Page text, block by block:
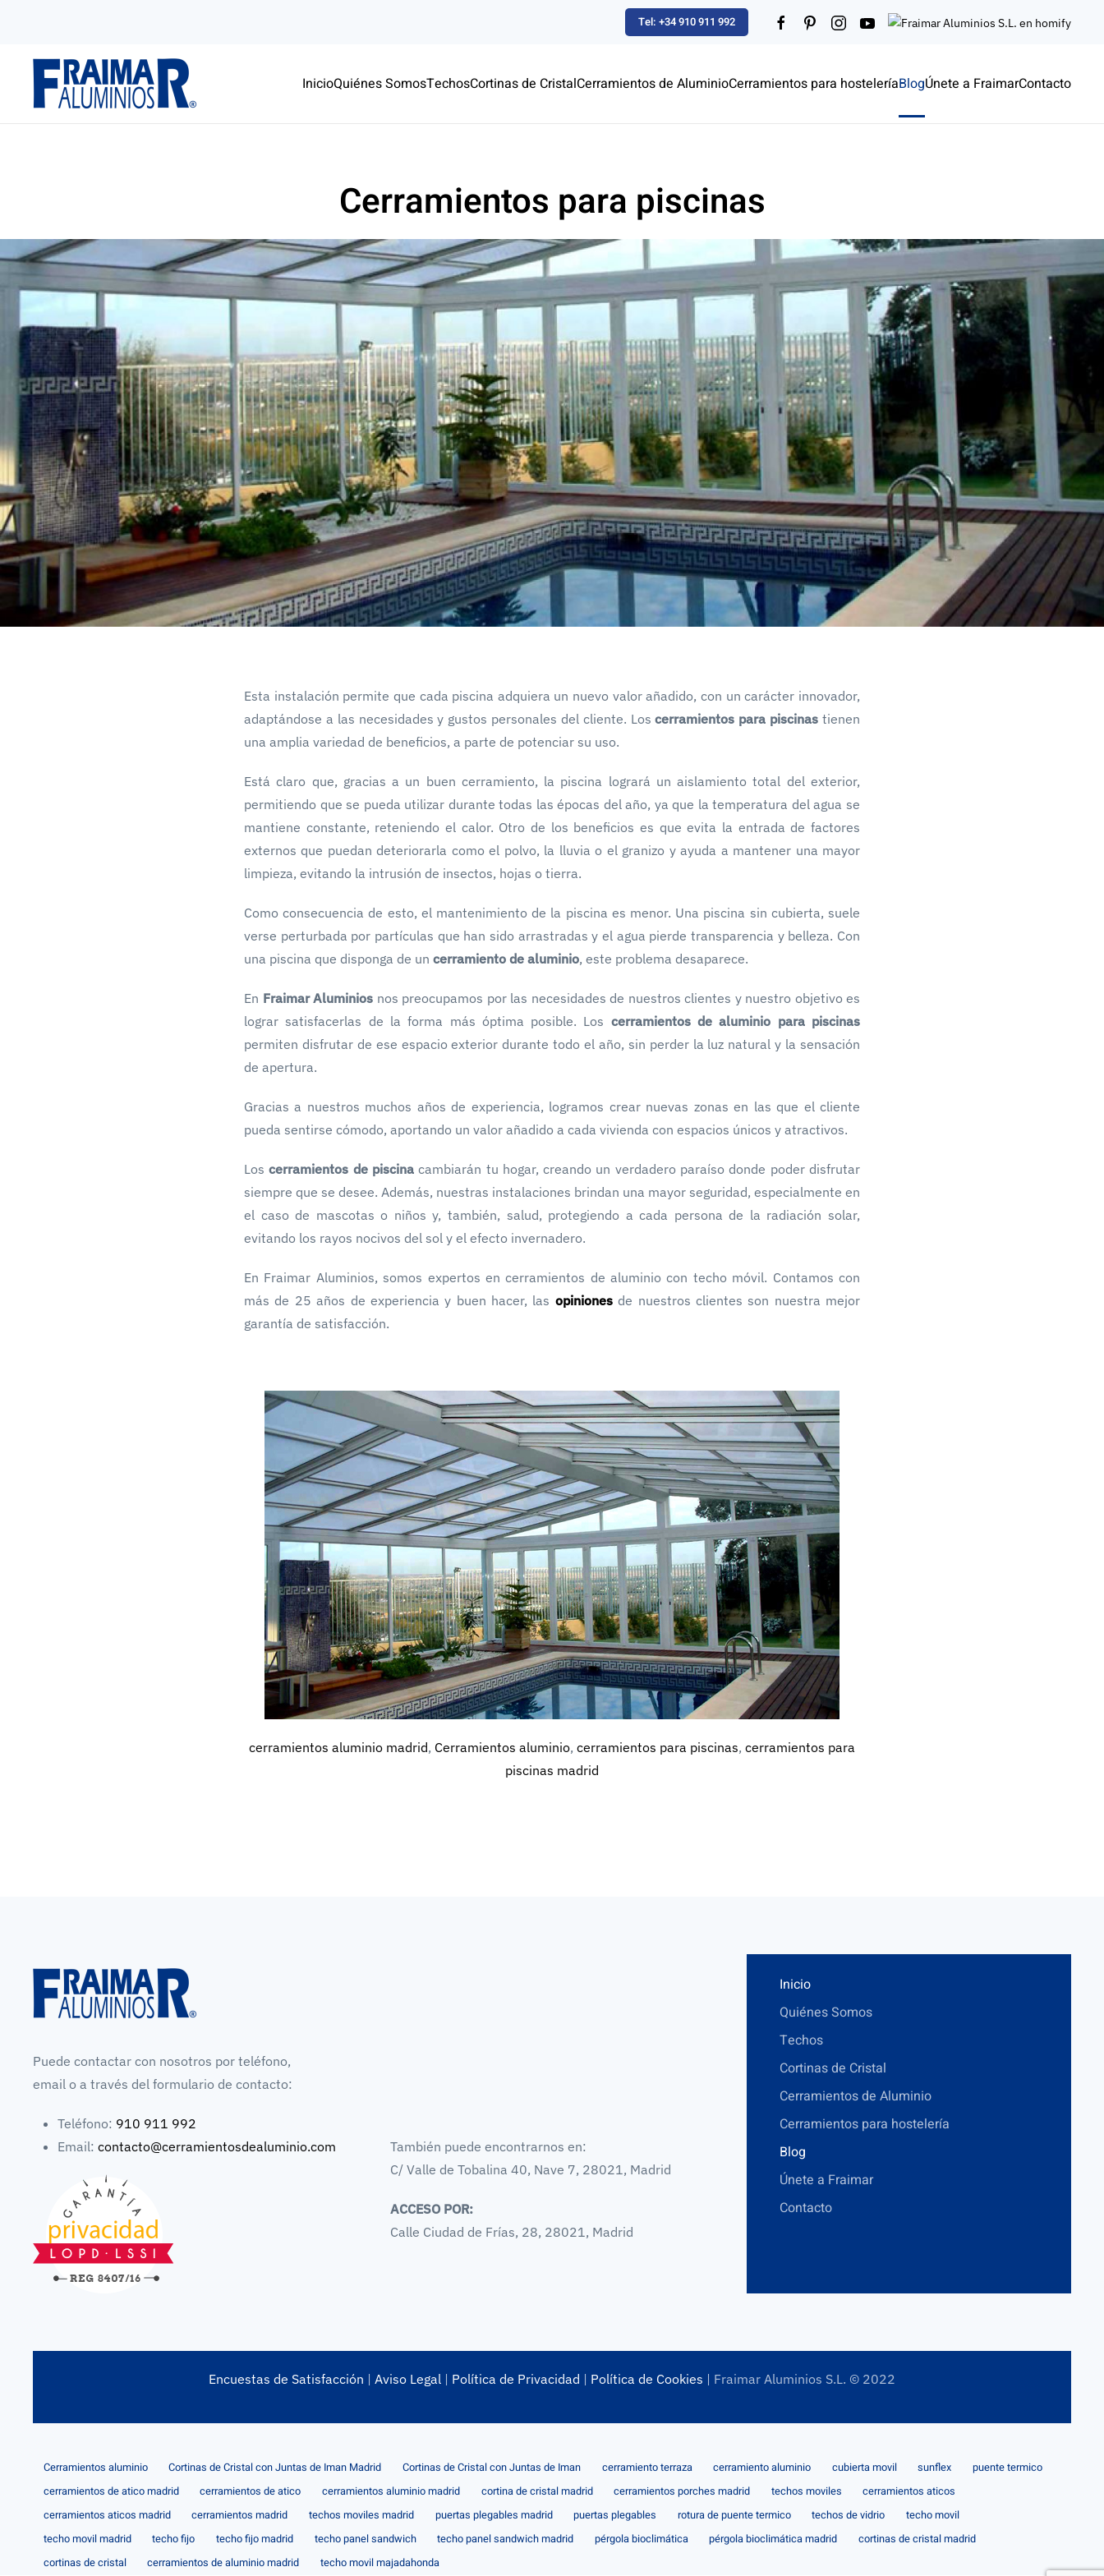
Tel: +34 910 911 992
InicioQuiénes SomosTechosCortinas de CristalCerramientos de AluminioCerramientos para hosteleríaBlogÚnete a FraimarContacto
Cerramientos para piscinas
Esta instalación permite que cada piscina adquiera un nuevo valor añadido, con un carácter innovador,
adaptándose a las necesidades y gustos personales del cliente. Loscerramientos para piscinas tienen
una amplia variedad de beneficios, a parte de potenciar su uso.
Está claro que, gracias a un buen cerramiento, la piscina logrará un aislamiento total del exterior,
permitiendo que se pueda utilizar durante todas las épocas del año, ya que la temperatura del agua se
mantiene constante, reteniendo el calor. Otro de los beneficios es que evita la entrada de factores
externos que puedan deteriorarla como el polvo, la lluvia o el granizo y ayuda a mantener una mayor
limpieza, evitando la intrusión de insectos, hojas o tierra.
Como consecuencia de esto, el mantenimiento de la piscina es menor. Una piscina sin cubierta, suele
verse perturbada por partículas que han sido arrastradas y el agua pierde transparencia y belleza. Con
una piscina que disponga de un cerramiento de aluminio, este problema desaparece.
En Fraimar Aluminios nos preocupamos por las necesidades de nuestros clientes y nuestro objetivo es
lograr satisfacerlas de la forma más óptima posible. Los cerramientos de aluminio para piscinas
permiten disfrutar de ese espacio exterior durante todo el año, sin perder la luz natural y la sensación
de apertura.
Gracias a nuestros muchos años de experiencia, logramos crear nuevas zonas en las que el cliente
pueda sentirse cómodo, aportando un valor añadido a cada vivienda con espacios únicos y atractivos.
Loscerramientos de piscinacambiarán tu hogar, creando un verdadero paraíso donde poder disfrutar
siempre que se desee. Además, nuestras instalaciones brindan una mayor seguridad, especialmente en
el caso de mascotas o niños y, también, salud, protegiendo a cada persona de la radiación solar,
evitando los rayos nocivos del sol y el efecto invernadero.
En Fraimar Aluminios, somos expertos en cerramientos de aluminio con techo móvil. Contamos con
más de 25 años de experiencia y buen hacer, las opinionesde nuestros clientes son nuestra mejor
garantía de satisfacción.
cerramientos aluminio madrid, Cerramientos aluminio, cerramientos para piscinas, cerramientos para
piscinas madrid
Puede contactar con nosotros por teléfono,
email o a través del formulario de contacto:
Teléfono: 910 911 992
Email: contacto@cerramientosdealuminio.com
También puede encontrarnos en:
C/ Valle de Tobalina 40, Nave 7, 28021, Madrid
ACCESO POR:
Calle Ciudad de Frías, 28, 28021, Madrid
Inicio
Quiénes Somos
Techos
Cortinas de Cristal
Cerramientos de Aluminio
Cerramientos para hostelería
Blog
Únete a Fraimar
Contacto
Encuestas de Satisfacción | Aviso Legal | Política de Privacidad | Política de Cookies | Fraimar Aluminios S.L. © 2022
Cerramientos aluminio Cortinas de Cristal con Juntas de Iman Madrid Cortinas de Cristal con Juntas de Iman cerramiento terraza cerramiento aluminio cubierta movil sunflex
puente termico
cerramientos de atico madrid
cerramientos de atico cerramientos aluminio madrid cortina de cristal madrid cerramientos porches madrid techos moviles
cerramientos aticos
cerramientos aticos madrid
cerramientos madrid techos moviles madrid puertas plegables madrid puertas plegables rotura de puente termico techos de vidrio
techo movil
techo movil madrid
techo fijo techo fijo madrid techo panel sandwich techo panel sandwich madrid pérgola bioclimática pérgola bioclimática madrid
cortinas de cristal madrid
cortinas de cristal
cerramientos de aluminio madrid techo movil majadahonda